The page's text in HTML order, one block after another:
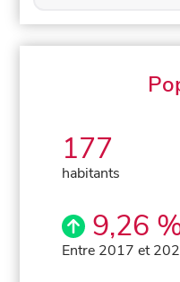
177
habitants
9,26
Entre 2017 et